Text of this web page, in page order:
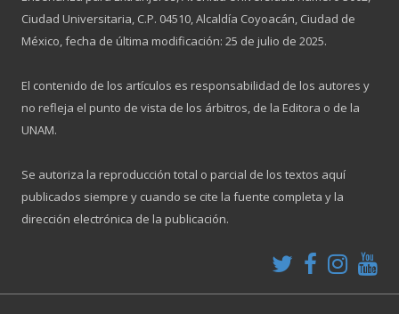
Ciudad Universitaria, C.P. 04510, Alcaldía Coyoacán, Ciudad de
México, fecha de última modificación: 25 de julio de 2025.
El contenido de los artículos es responsabilidad de los autores y
no refleja el punto de vista de los árbitros, de la Editora o de la
UNAM.
Se autoriza la reproducción total o parcial de los textos aquí
publicados siempre y cuando se cite la fuente completa y la
dirección electrónica de la publicación.